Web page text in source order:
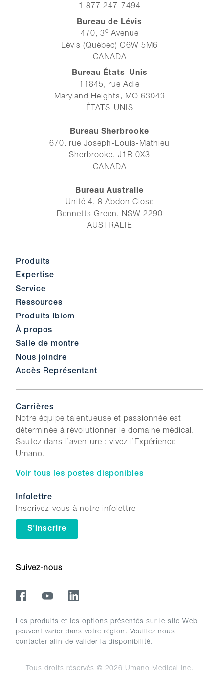
1 877 247-7494
Bureau de Lévis
470, 3e Avenue
Lévis (Québec) G6W 5M6
CANADA
Bureau États-Unis
11845, rue Adie
Maryland Heights, MO 63043
ÉTATS-UNIS
Bureau Sherbrooke
670, rue Joseph-Louis-Mathieu
Sherbrooke, J1R 0X3
CANADA
Bureau Australie
Unité 4, 8 Abdon Close
Bennetts Green, NSW 2290
AUSTRALIE
Produits
Expertise
Service
Ressources
Produits Ibiom
À propos
Salle de montre
Nous joindre
Accès Représentant
Carrières
Notre équipe talentueuse et passionnée est
déterminée à révolutionner le domaine médical.
Sautez dans l’aventure : vivez l’Expérience
Umano.
Voir tous les postes disponibles
Infolettre
Inscrivez-vous à notre infolettre
S'inscrire
Suivez-nous
Les produits et les options présentés sur le site Web
peuvent varier dans votre région. Veuillez nous
contacter afin de valider la disponibilité.
Tous droits réservés © 2026 Umano Medical inc.